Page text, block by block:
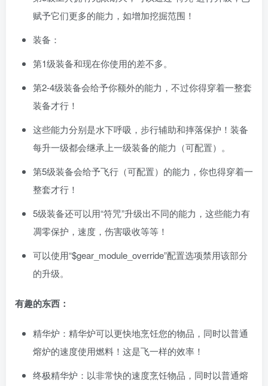
赋予它们更多的能力，如增加挖掘范围！
装备：
第1级装备和现在你使用的差不多。
第2-4级装备会给予你额外的能力，不过你得穿着一整套
装备才行！
这些能力分别是水下呼吸，步行辅助和摔落保护！装备
每升一级都会继承上一级装备的能力（可配置）。
第5级装备会给予飞行（可配置）的能力，你也得穿着一
整套才行！
5级装备还可以用“符咒”升级出不同的能力，这些能力有
凋零保护，速度，伤害吸收等等！
可以使用“$gear_module_override”配置选项禁用该部分
的升级。
有趣的东西：
精华炉：精华炉可以更快地烹饪您的物品，同时以普通
熔炉的速度使用燃料！这是飞一样的效率！
终极精华炉：以非常快的速度烹饪物品，同时以普通熔